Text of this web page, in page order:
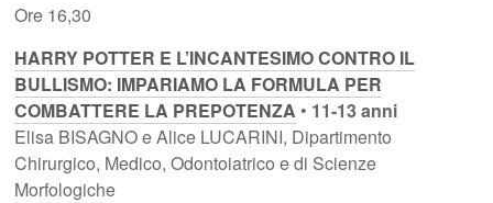
Ore 16,30
HARRY POTTER E L’INCANTESIMO CONTRO IL
BULLISMO: IMPARIAMO LA FORMULA PER
COMBATTERE LA PREPOTENZA • 11-13 anni
Elisa BISAGNO e Alice LUCARINI, Dipartimento
Chirurgico, Medico, Odontoiatrico e di Scienze
Morfologiche